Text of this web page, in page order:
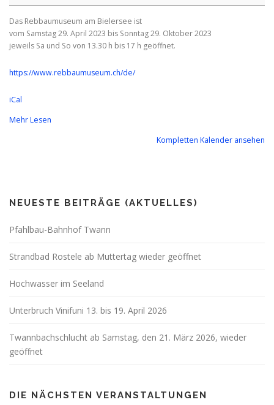
ÜBER UNS
Das Rebbaumuseum am Bielersee ist
vom Samstag 29. April 2023 bis Sonntag 29. Oktober 2023
jeweils Sa und So von 13.30 h bis 17 h geöffnet.
https://www.rebbaumuseum.ch/de/
iCal
Mehr Lesen
Kompletten Kalender ansehen
NEUESTE BEITRÄGE (AKTUELLES)
Pfahlbau-Bahnhof Twann
Strandbad Rostele ab Muttertag wieder geöffnet
Hochwasser im Seeland
Unterbruch Vinifuni 13. bis 19. April 2026
Twannbachschlucht ab Samstag, den 21. März 2026, wieder
geöffnet
DIE NÄCHSTEN VERANSTALTUNGEN